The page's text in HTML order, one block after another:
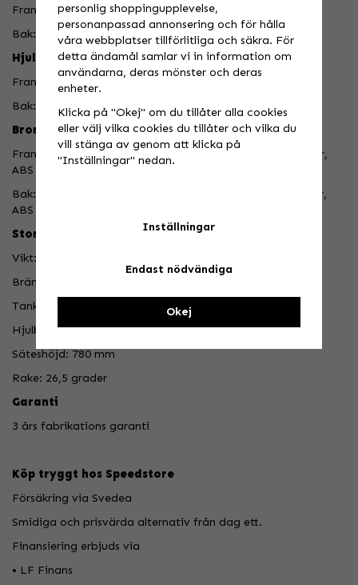
Fram: 41mm Teleskopisk gaffel
Bak: Dubbla stötdämpare, 5 stegs justering, preload
Hjul
Fram: 110/90-18 Pirelli Phantom Sportscomp
Bak: 150/70-R17 Pirelli Phantom Sportscomp
Bromsar
Fram: Skiva 320 mm, Brembo twin-piston floating Caliper,
ABS
Bak: Skiva 255 mm, Brembo single-piston floating Caliper,
ABS
Storlek & mått
Vikt: 213 kg
Bränsle: Bensin
Tank: 12 liter
Hjulbas: 1425 mm
Säteshöjd: 780 mm
Rake: 26,5 grader
Garanti
3 års fabrikations garanti
Köp tryggt hos Speedstore
Försäkring via Svedea
Smidiga och prisvärda alternativ från dag ett.
Finansiering erbjuds via
• LF Finans
personlig shoppingupplevelse,
personanpassad annonsering och för hålla
våra webbplatser tillförlitliga och säkra. För
detta ändamål samlar vi in information om
användarna, deras mönster och deras
enheter.
Klicka på "Okej" om du tillåter alla cookies
eller välj vilka cookies du tillåter och vilka du
vill stänga av genom att klicka på
"Inställningar" nedan.
Inställningar
Endast nödvändiga
Okej